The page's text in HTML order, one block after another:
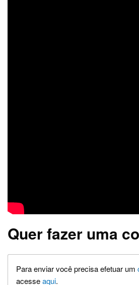
Quer fazer uma
Para enviar você precisa efetuar um
acesseaqui.